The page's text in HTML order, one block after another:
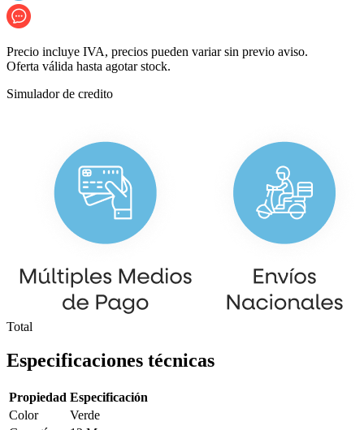
Precio incluye IVA, precios pueden variar sin previo aviso.
Oferta válida hasta agotar stock.
Simulador de credito
Total
Especificaciones técnicas
Propiedad Especificación
Color
Verde